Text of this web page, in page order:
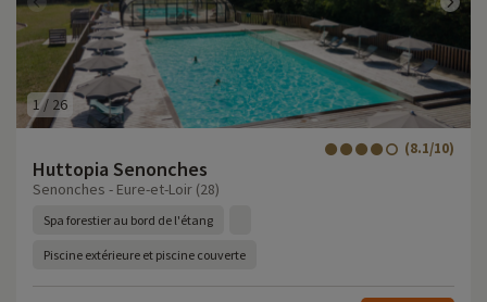
1/ 26
Huttopia Senonches
(8.1/10)
Senonches - Eure-et-Loir (28)
Spa forestier au bord de l'étang
Piscine extérieure et piscine couverte